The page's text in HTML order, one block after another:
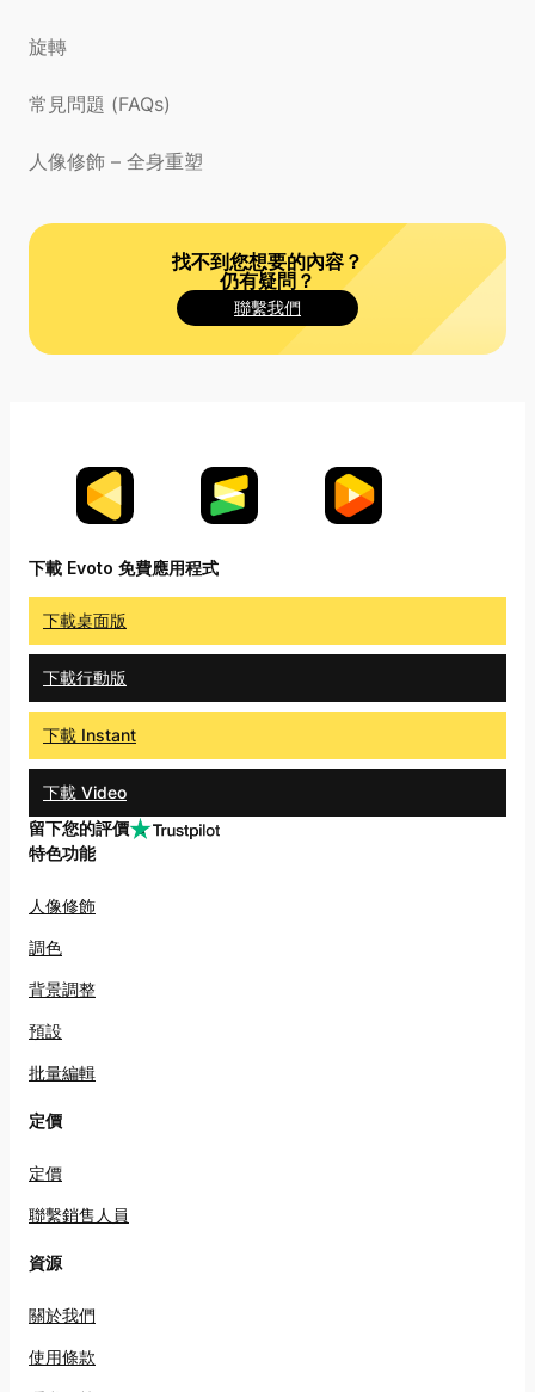
旋轉
常見問題 (FAQs)
人像修飾 – 全身重塑
找不到您想要的內容？
仍有疑問？
聯繫我們
下載 Evoto 免費應用程式
下載桌面版
下載行動版
下載 Instant
下載 Video
留下您的評價
特色功能
人像修飾
調色
背景調整
預設
批量編輯
定價
定價
聯繫銷售人員
資源
關於我們
使用條款